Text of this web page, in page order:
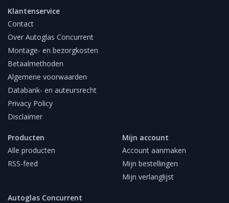
Klantenservice
Contact
Over Autoglas Concurrent
Montage- en bezorgkosten
Betaalmethoden
Algemene voorwaarden
Databank- en auteursrecht
Privacy Policy
Disclaimer
Producten
Alle producten
RSS-feed
Mijn account
Account aanmaken
Mijn bestellingen
Mijn verlanglijst
Autoglas Concurrent